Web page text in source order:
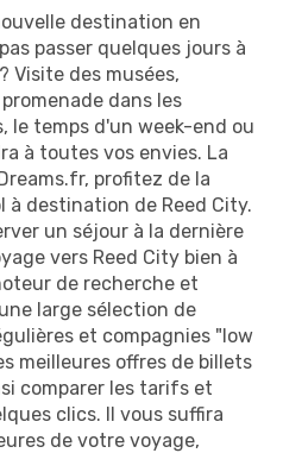
destination en
passer quelques jours à
Visite des musées,
dans les
le temps d'un week-end ou
à toutes vos envies. La
profitez de la
à destination de Reed City.
un séjour à la dernière
vers Reed City bien à
de recherche et
large sélection de
et compagnies "low
meilleures offres de billets
comparer les tarifs et
clics. Il vous suffira
de votre voyage,